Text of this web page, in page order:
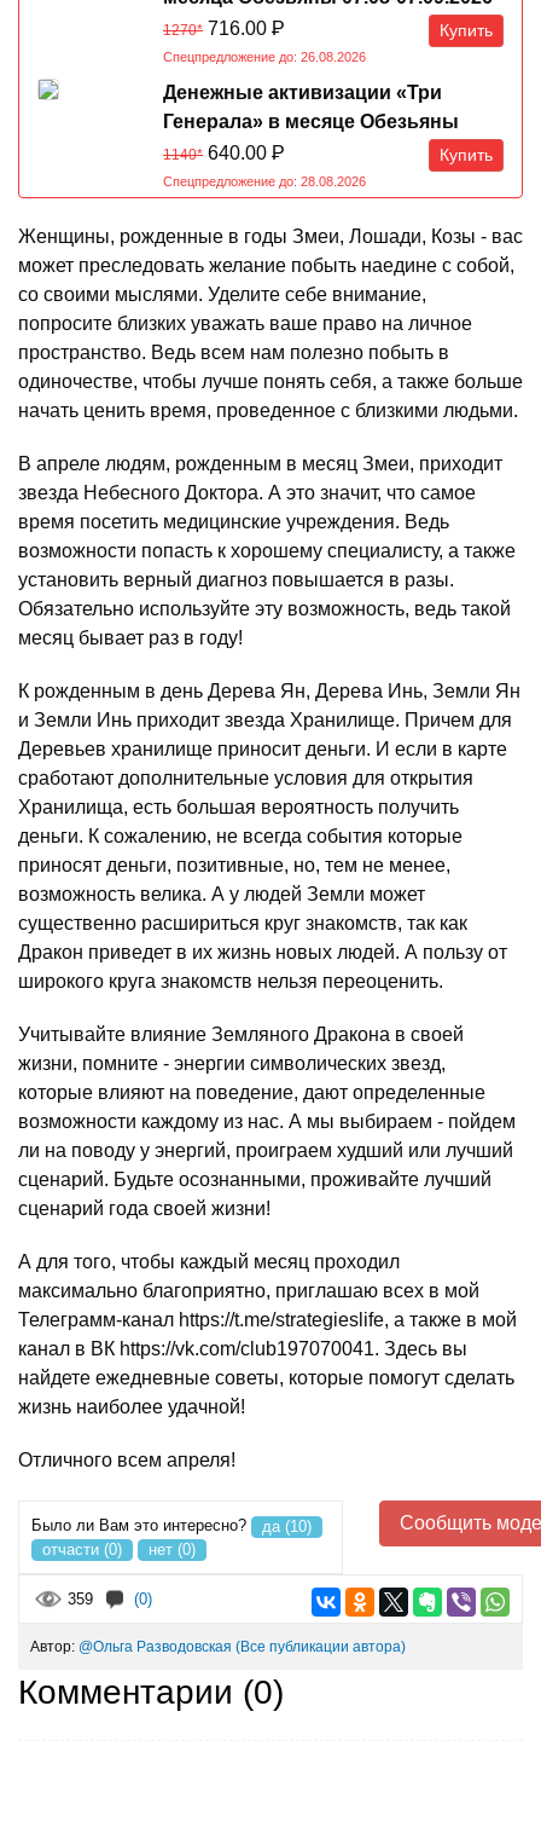
1270* 716.00 Р Купить
Спецпредложение до: 26.08.2026
Денежные активизации «Три
Генерала» в месяце Обезьяны
07.08-07.09.2026
1140* 640.00 Р Купить
Спецпредложение до: 28.08.2026
Женщины, рожденные в годы Змеи, Лошади, Козы - вас
может преследовать желание побыть наедине с собой,
со своими мыслями. Уделите себе внимание,
попросите близких уважать ваше право на личное
пространство. Ведь всем нам полезно побыть в
одиночестве, чтобы лучше понять себя, а также больше
начать ценить время, проведенное с близкими людьми.
В апреле людям, рожденным в месяц Змеи, приходит
звезда Небесного Доктора. А это значит, что самое
время посетить медицинские учреждения. Ведь
возможности попасть к хорошему специалисту, а также
установить верный диагноз повышается в разы.
Обязательно используйте эту возможность, ведь такой
месяц бывает раз в году!
К рожденным в день Дерева Ян, Дерева Инь, Земли Ян
и Земли Инь приходит звезда Хранилище. Причем для
Деревьев хранилище приносит деньги. И если в карте
сработают дополнительные условия для открытия
Хранилища, есть большая вероятность получить
деньги. К сожалению, не всегда события которые
приносят деньги, позитивные, но, тем не менее,
возможность велика. А у людей Земли может
существенно расшириться круг знакомств, так как
Дракон приведет в их жизнь новых людей. А пользу от
широкого круга знакомств нельзя переоценить.
Учитывайте влияние Земляного Дракона в своей
жизни, помните - энергии символических звезд,
которые влияют на поведение, дают определенные
возможности каждому из нас. А мы выбираем - пойдем
ли на поводу у энергий, проиграем худший или лучший
сценарий. Будьте осознанными, проживайте лучший
сценарий года своей жизни!
А для того, чтобы каждый месяц проходил
максимально благоприятно, приглашаю всех в мой
Телеграмм-канал https://t.me/strategieslife, а также в мой
канал в ВК https://vk.com/club197070041. Здесь вы
найдете ежедневные советы, которые помогут сделать
жизнь наиболее удачной!
Отличного всем апреля!
Было ли Вам это интересно?
да (10)
отчасти (0)
нет (0)
Сообщить
359 (0)
Автор: @Ольга Разводовская (Все публикации автора)
Комментарии (0)